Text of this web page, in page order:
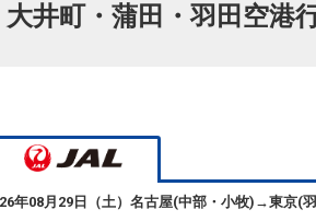
井町・蒲田・羽田空港
年08月29日（土） 名古屋(中部・小牧) →東京(